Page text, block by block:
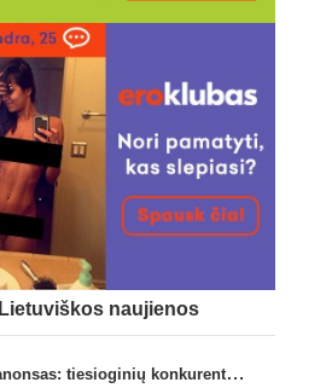
Lietuviškos naujienos
Turo anonsas: tiesioginių konkurentų dvikova Gargžduose